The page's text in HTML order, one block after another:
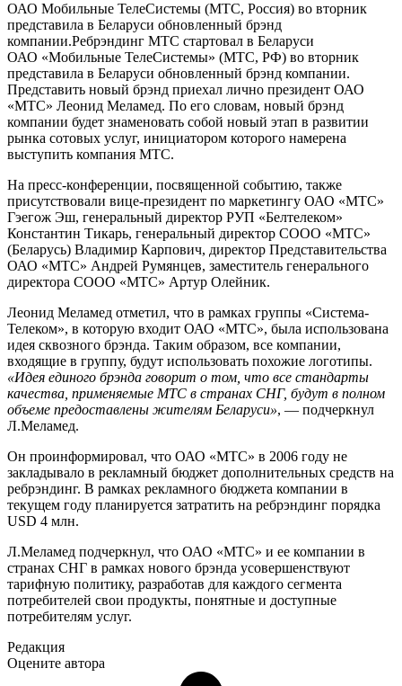
ОАО Мобильные ТелеСистемы (МТС, Россия) во вторник
представила в Беларуси обновленный брэнд
компании.Ребрэндинг МТС стартовал в Беларуси
ОАО «Мобильные ТелеСистемы» (МТС, РФ) во вторник
представила в Беларуси обновленный брэнд компании.
Представить новый брэнд приехал лично президент ОАО
«МТС» Леонид Меламед. По его словам, новый брэнд
компании будет знаменовать собой новый этап в развитии
рынка сотовых услуг, инициатором которого намерена
выступить компания МТС.
На пресс-конференции, посвященной событию, также
присутствовали вице-президент по маркетингу ОАО «МТС»
Гэегож Эш, генеральный директор РУП «Белтелеком»
Константин Тикарь, генеральный директор СООО «МТС»
(Беларусь) Владимир Карпович, директор Представительства
ОАО «МТС» Андрей Румянцев, заместитель генерального
директора СООО «МТС» Артур Олейник.
Леонид Меламед отметил, что в рамках группы «Система-
Телеком», в которую входит ОАО «МТС», была использована
идея сквозного брэнда. Таким образом, все компании,
входящие в группу, будут использовать похожие логотипы.
«Идея единого брэнда говорит о том, что все стандарты
качества, применяемые МТС в странах СНГ, будут в полном
объеме предоставлены жителям Беларуси», — подчеркнул
Л.Меламед.
Он проинформировал, что ОАО «МТС» в 2006 году не
закладывало в рекламный бюджет дополнительных средств на
ребрэндинг. В рамках рекламного бюджета компании в
текущем году планируется затратить на ребрэндинг порядка
USD 4 млн.
Л.Меламед подчеркнул, что ОАО «МТС» и ее компании в
странах СНГ в рамках нового брэнда усовершенствуют
тарифную политику, разработав для каждого сегмента
потребителей свои продукты, понятные и доступные
потребителям услуг.
Редакция
Оцените автора